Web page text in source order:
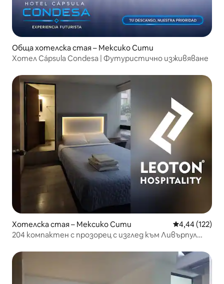
Обща хотелска стая – Мексико Сити
Хотел Cápsula Condesa | Футуристично изживяване
Хотелска стая – Мексико Сити Средна
4,44 (122)
204 компактен с прозорец с изглед към Ливърпул